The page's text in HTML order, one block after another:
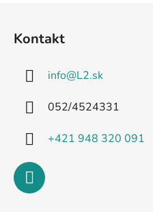
Kontakt
info@L2.sk
052/4524331
+421 948 320 091